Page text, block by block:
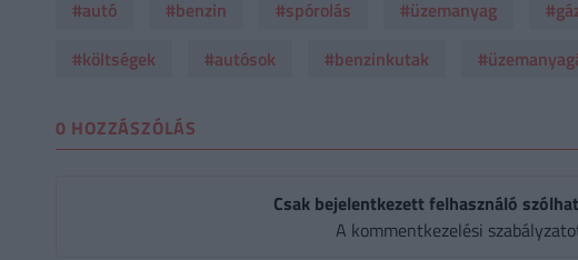
#autó
#benzin #spórolás #üzemanyag
#költségek
#autósok #benzinkutak
0 HOZZÁSZÓLÁS
Csak bejelentkezett felhasználó
A kommentkezelési